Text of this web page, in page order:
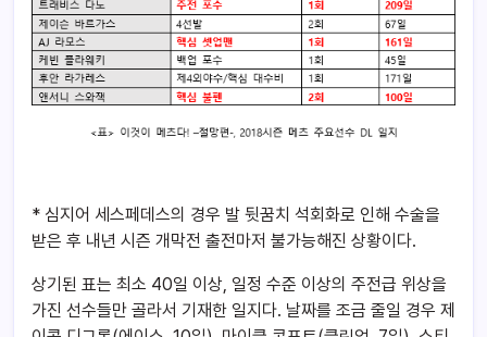
* 심지어 세스페데스의 경우 발 뒷꿈치 석회화로 인해 수술을
받은 후 내년 시즌 개막전 출전마저 불가능해진 상황이다.
상기된 표는 최소 40일 이상, 일정 수준 이상의 주전급 위상을
가진 선수들만 골라서 기재한 일지다. 날짜를 조금 줄일 경우 제